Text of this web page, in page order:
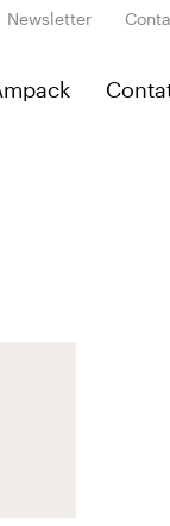
Newsletter